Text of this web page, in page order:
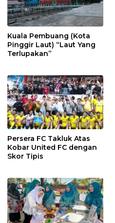
Kuala Pembuang (Kota
Pinggir Laut) “Laut Yang
Terlupakan”
Persera FC Takluk Atas
Kobar United FC dengan
Skor Tipis